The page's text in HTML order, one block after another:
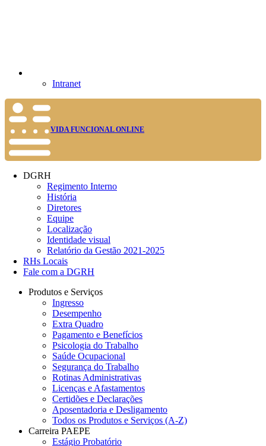
Intranet
VIDA FUNCIONAL ONLINE
DGRH
Regimento Interno
História
Diretores
Equipe
Localização
Identidade visual
Relatório da Gestão 2021-2025
RHs Locais
Fale com a DGRH
Produtos e Serviços
Ingresso
Desempenho
Extra Quadro
Pagamento e Benefícios
Psicologia do Trabalho
Saúde Ocupacional
Segurança do Trabalho
Rotinas Administrativas
Licenças e Afastamentos
Certidões e Declarações
Aposentadoria e Desligamento
Todos os Produtos e Serviços (A-Z)
Carreira PAEPE
Estágio Probatório